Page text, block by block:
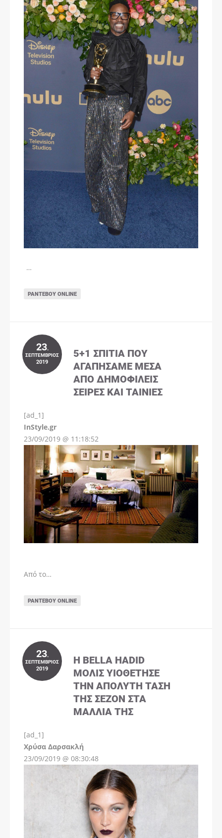
…
ΡΑΝΤΕΒΟΎ ONLINE
23.
ΣΕΠΤΈΜΒΡΙΟΣ
2019
5+1 ΣΠΊΤΙΑ ΠΟΥ
ΑΓΑΠΉΣΑΜΕ ΜΈΣΑ
ΑΠΌ ΔΗΜΟΦΙΛΕΊΣ
ΣΕΙΡΈΣ ΚΑΙ ΤΑΙΝΊΕΣ
[ad_1]
InStyle.gr
23/09/2019 @ 11:18:52
Από το…
ΡΑΝΤΕΒΟΎ ONLINE
23.
ΣΕΠΤΈΜΒΡΙΟΣ
2019
Η BELLA HADID
ΜΌΛΙΣ ΥΙΟΘΈΤΗΣΕ
ΤΗΝ ΑΠΌΛΥΤΗ ΤΆΣΗ
ΤΗΣ ΣΕΖΌΝ ΣΤΑ
ΜΑΛΛΙΆ ΤΗΣ
[ad_1]
Χρύσα Δαρσακλή
23/09/2019 @ 08:30:48